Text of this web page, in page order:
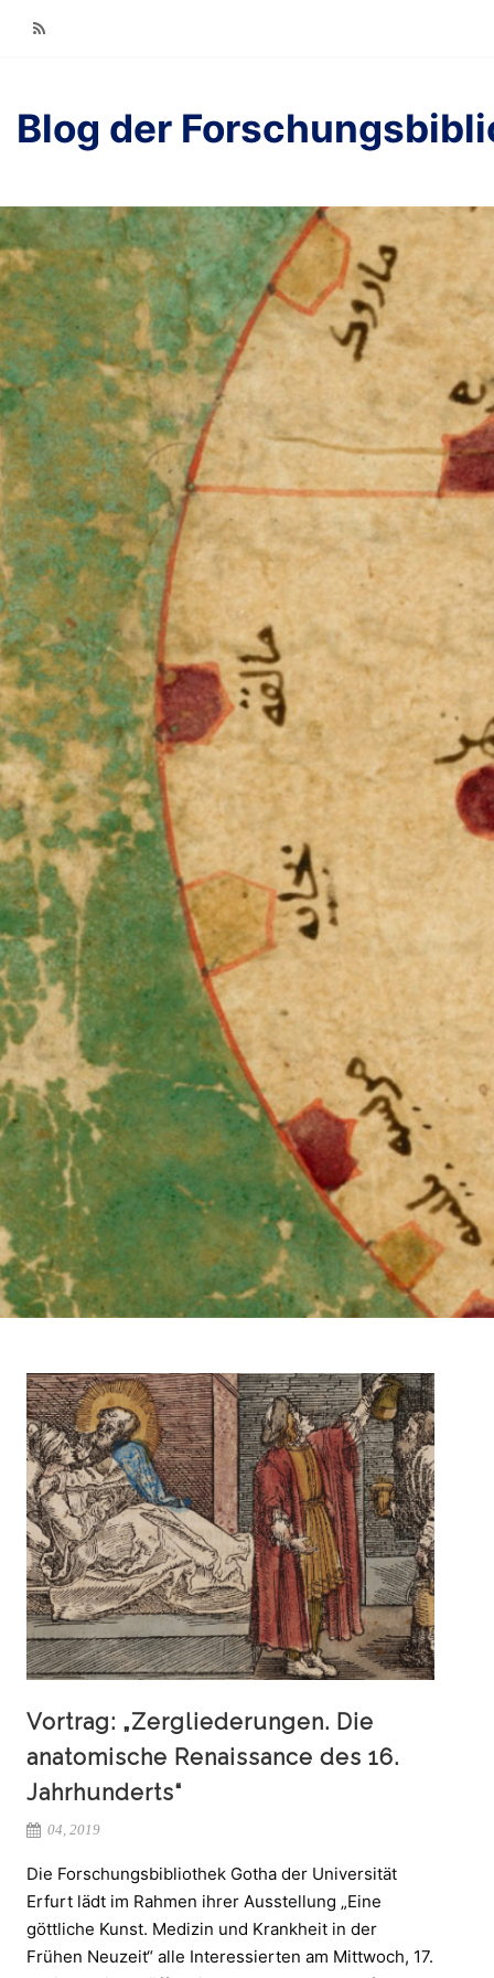
Blog der
Vortrag: „Zergliederungen. Die
anatomische Renaissance des 16.
Jahrhunderts“
04, 2019
Die Forschungsbibliothek Gotha der Universität
Erfurt lädt im Rahmen ihrer Ausstellung „Eine
göttliche Kunst. Medizin und Krankheit in der
Frühen Neuzeit“ alle Interessierten am Mittwoch, 17.